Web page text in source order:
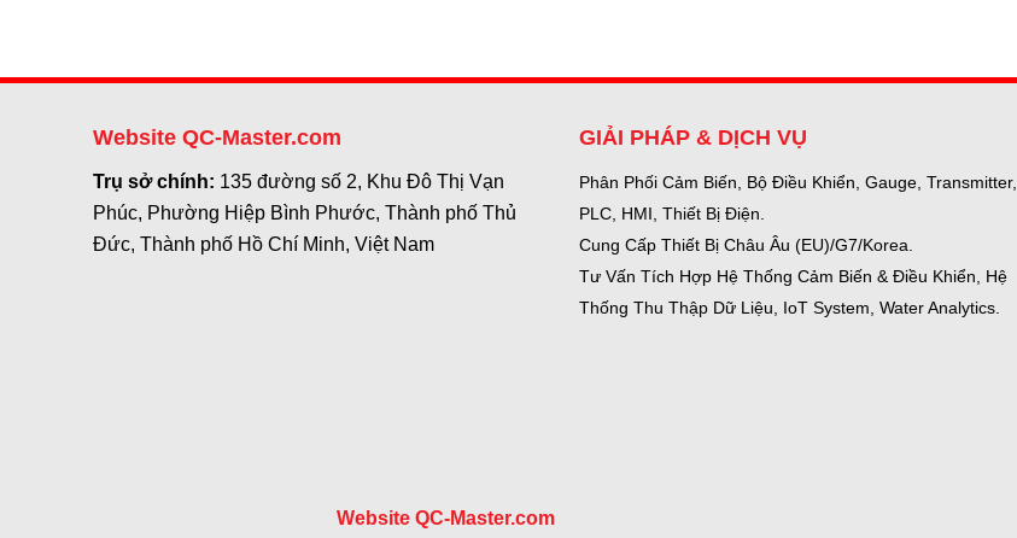
Website QC-Master.com
Trụ sở chính: 135 đường số 2, Khu Đô Thị Vạn
Phúc, Phường Hiệp Bình Phước, Thành phố Thủ
Đức, Thành phố Hồ Chí Minh, Việt Nam
GIẢI PHÁP & DỊCH VỤ
Phân Phối Cảm Biến, Bộ Điều Khiển, Gauge, Transmitter,
PLC, HMI, Thiết Bị Điện.
Cung Cấp Thiết Bị Châu Âu (EU)/G7/Korea.
Tư Vấn Tích Hợp Hệ Thống Cảm Biến & Điều Khiển, Hệ
Thống Thu Thập Dữ Liệu, IoT System, Water Analytics.
Website QC-Master.com